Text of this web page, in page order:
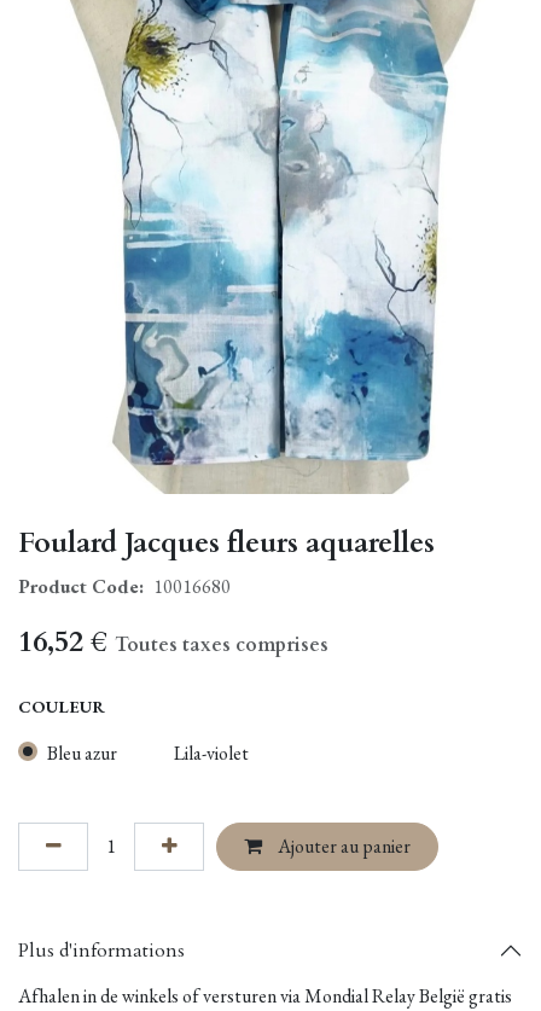
Foulard Jacques fleurs aquarelles
Product Code: 10016680
16,52€ Toutes taxes comprises
COULEUR
Bleu azur Lila-violet
Ajouter au panier
Plus d'informations
Afhalen in de winkels of versturen via Mondial Relay België gratis